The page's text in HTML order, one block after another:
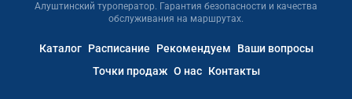
Алуштинский туроператор. Гарантия безопасности и качества
обслуживания на маршрутах.
Каталог Расписание Рекомендуем
Ваши вопросы
Точки продаж О нас Контакты